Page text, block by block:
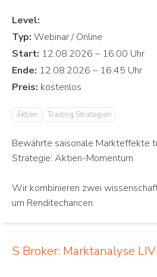
Level:
Typ:
Start:
Ende:
Preis:
Aktien Trading Strategien
Bewährte saisonale Markteffekte
Strategie: Aktien-Momentum.
Wir kombinieren zwei
um Renditechancen
S Broker: Marktanalyse